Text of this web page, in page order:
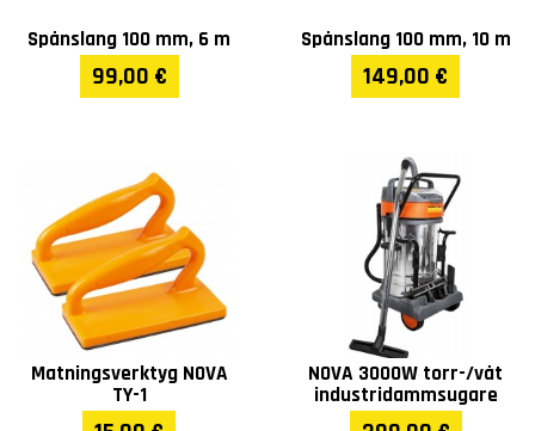
Spånslang 100 mm, 6 m
99,00 €
Spånslang 100 mm, 10 m
149,00 €
Matningsverktyg NOVA
TY-1
NOVA 3000W torr-/våt
industridammsugare